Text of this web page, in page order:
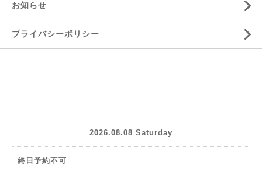
お知らせ
プライバシーポリシー
2026.08.08 Saturday
終日予約不可